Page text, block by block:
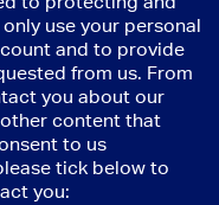
use your personal
and to provide
from us. From
you about our
content that
to us
tick below to
you: